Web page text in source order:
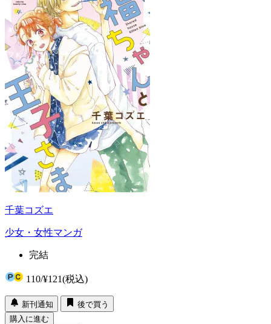
千葉コズエ
少女・女性マンガ
完結
110/¥121(税込)
新刊通知
後で買う
購入に進む